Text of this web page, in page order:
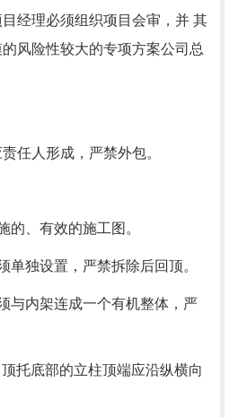
经理必须组织项目会审，并 其
风险性较大的专项方案公司总
任人形成，严禁外包。
的、有效的施工图。
单独设置，严禁拆除后回顶。
与内架连成一个有机整体，严
托底部的立柱顶端应沿纵横向